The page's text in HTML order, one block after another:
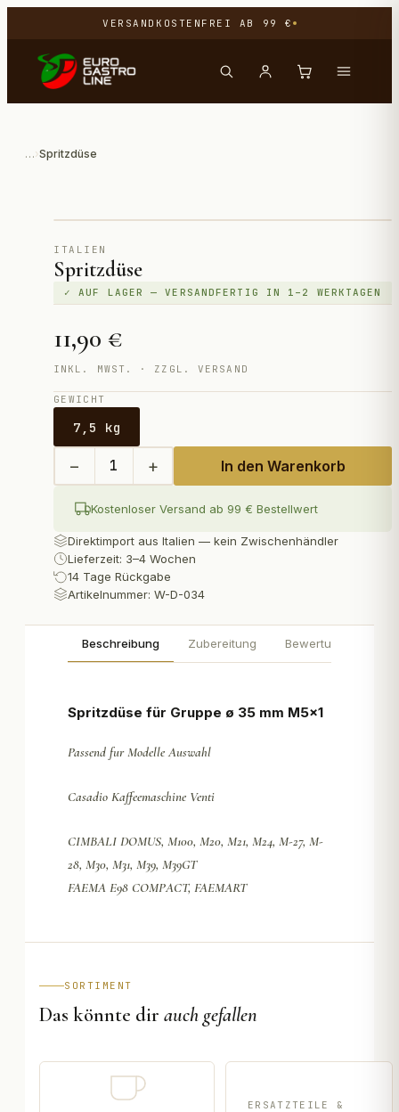
VERSANDKOSTENFREI AB 99 €
…›Spritzdüse
ITALIEN
Spritzdüse
✓ AUF LAGER — VERSANDFERTIG IN 1–2 WERKTAGEN
11,90 €
INKL. MWST. · ZZGL. VERSAND
GEWICHT
7,5 kg
− 1 + In den Warenkorb
Kostenloser Versand ab 99 € Bestellwert
Direktimport aus Italien — kein Zwischenhändler
Lieferzeit: 3–4 Wochen
14 Tage Rückgabe
Artikelnummer: W-D-034
Beschreibung Zubereitung Bewertungen
Spritzdüse für Gruppe ø 35 mm M5x1
Passend fur Modelle Auswahl
Casadio Kaffeemaschine Venti
CIMBALI DOMUS, M100, M20, M21, M24, M-27, M-
28, M30, M31, M39, M39GT
FAEMA E98 COMPACT, FAEMART
SORTIMENT
Das könnte dir auch gefallen
ERSATZTEILE &